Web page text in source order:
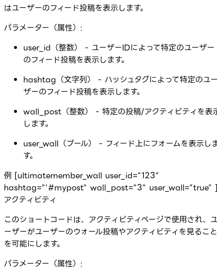
はユーザーのフィード投稿を表示します。
パラメーター（属性）:
user_id（整数） - ユーザーIDによって特定のユーザー
のフィード投稿を表示します。
hashtag（文字列） - ハッシュタグによって特定のユ
ザーのフィード投稿を表示します。
wall_post（整数） - 特定の投稿/アクティビティを表
します。
user_wall（ブール） - フィード上にフォームを表示し
す。
例 [ultimatemember_wall user_id=”123”
hashtag=”’#mypost” wall_post=”3” user_wall=”true”
アクティビティ
このショートコードは、アクティビティページで使用され、
ーザーがユーザーのウォール投稿やアクティビティを見ること
を可能にします。
パラメーター（属性）: